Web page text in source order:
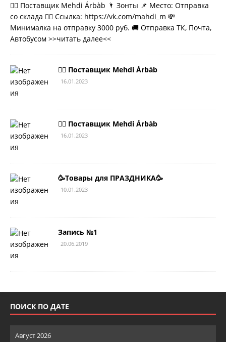
💁‍♂ Поставщик Mehdi Árbàb 🌂 Зонты 📌 Место: Отправка
со склада 👉🏻 Ссылка: https://vk.com/mahdi_m 💸
Минималка на отправку 3000 руб. 🚚 Отправка ТК, Почта,
Автобусом >>читать далее<<
💁‍♂ Поставщик Mehdi Árbàb
16.01.2023
💁‍♂ Поставщик Mehdi Árbàb
16.01.2023
🥳Товары для ПРАЗДНИКА🥳
10.01.2023
Запись №1
20.06.2019
ПОИСК ПО ДАТЕ
Август 2026